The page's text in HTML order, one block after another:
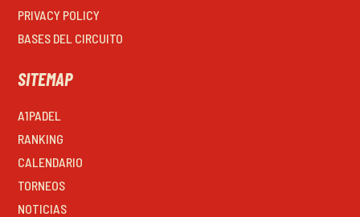
PRIVACY POLICY
BASES DEL CIRCUITO
SITEMAP
A1PADEL
RANKING
CALENDARIO
TORNEOS
NOTICIAS